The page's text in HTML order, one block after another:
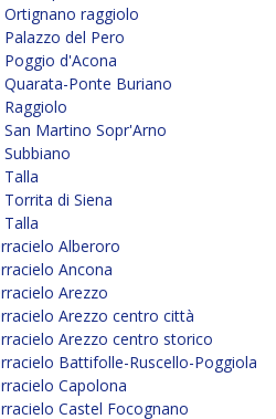
Ortignano raggiolo
del Pero
Poggio d'Acona
Quarata-Ponte Buriano
Raggiolo
Martino Sopr'Arno
Talla
di Siena
Alberoro
Ancona
Arezzo
Arezzo centro città
Arezzo centro storico
Battifolle-Ruscello-Poggiola
Capolona
Castel Focognano